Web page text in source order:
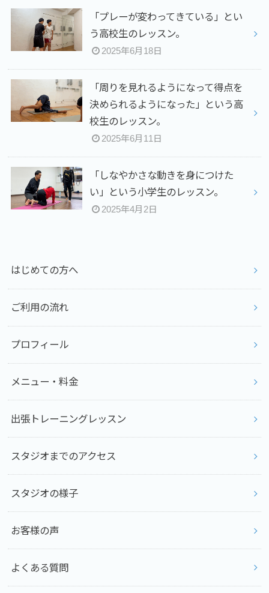
「プレーが変わってきている」とい
う高校生のレッスン。
2025年6月18日
「周りを見れるようになって得点を
決められるようになった」という高
校生のレッスン。
2025年6月11日
⁡「しなやかさな動きを身につけた
い」という小学生のレッスン。
2025年4月2日
はじめての方へ
ご利用の流れ
プロフィール
メニュー・料金
出張トレーニングレッスン
スタジオまでのアクセス
スタジオの様子
お客様の声
よくある質問